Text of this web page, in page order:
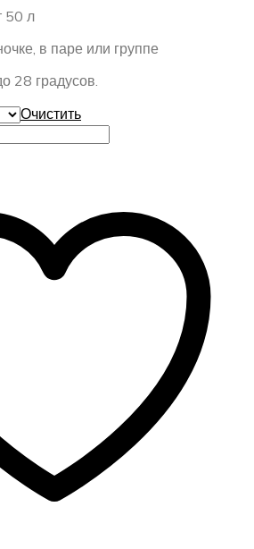
50 л
в паре или группе
28 градусов.
Очистить